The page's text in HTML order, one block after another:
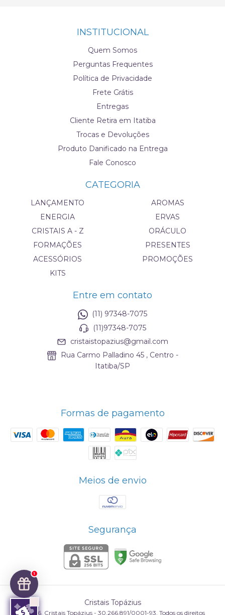
1
INSTITUCIONAL
Quem Somos
Perguntas Frequentes
Política de Privacidade
Frete Grátis
Entregas
Cliente Retira em Itatiba
Trocas e Devoluções
Produto Danificado na Entrega
Fale Conosco
CATEGORIA
LANÇAMENTO
ENERGIA
CRISTAIS A - Z
FORMAÇÕES
ACESSÓRIOS
KITS
AROMAS
ERVAS
ORÁCULO
PRESENTES
PROMOÇÕES
Entre em contato
(11) 97348-7075
(11)97348-7075
cristaistopazius@gmail.com
Rua Carmo Palladino 45 , Centro -
Itatiba/SP
Formas de pagamento
Meios de envio
Segurança
Cristais Topázius
©2026. Cristais Topázius - 30.266.891/0001-93. Todos os direitos